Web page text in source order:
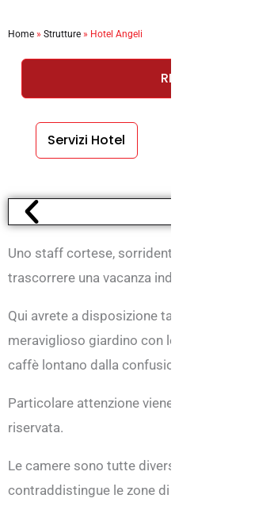
Home » Strutture » Hotel Angeli
RICHIEDI UN
Servizi Hotel
Uno staff cortese, sorridente e disponibile vi
trascorrere una vacanza indimenticabile
Qui avrete a disposizione tantissimi comfort
meraviglioso giardino con lettini, un vero
caffè lontano dalla confusione.
Particolare attenzione viene data agli ospiti
riservata.
Le camere sono tutte diverse una dall’altra
contraddistingue le zone di mare. Tutte